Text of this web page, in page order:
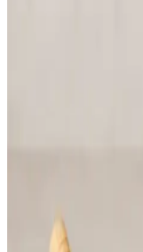
Sağlıklı yaşam
doğal aroması ve
Stanley Quencher
Yönlü Tasarım ile
Stanley Quencher 64oz,
Primroz Yağı ve
İçeriklerle